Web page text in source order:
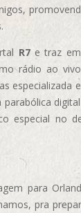
R7e traz em
rádio ao
parabólica
especial no
para
pra